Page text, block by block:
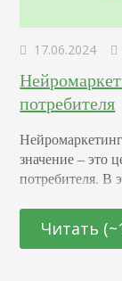
17.06.2024
потребителя
значение – это
потребителя. В
последних
нейронаук. От
Читать